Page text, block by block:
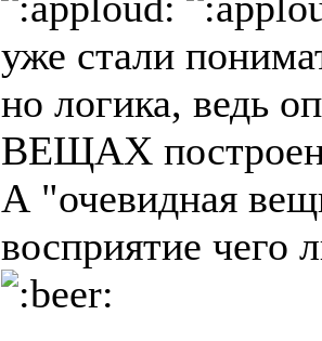
уже стали
но логика, ведь
ВЕЩАХ
А "очевидная
восприятие чего